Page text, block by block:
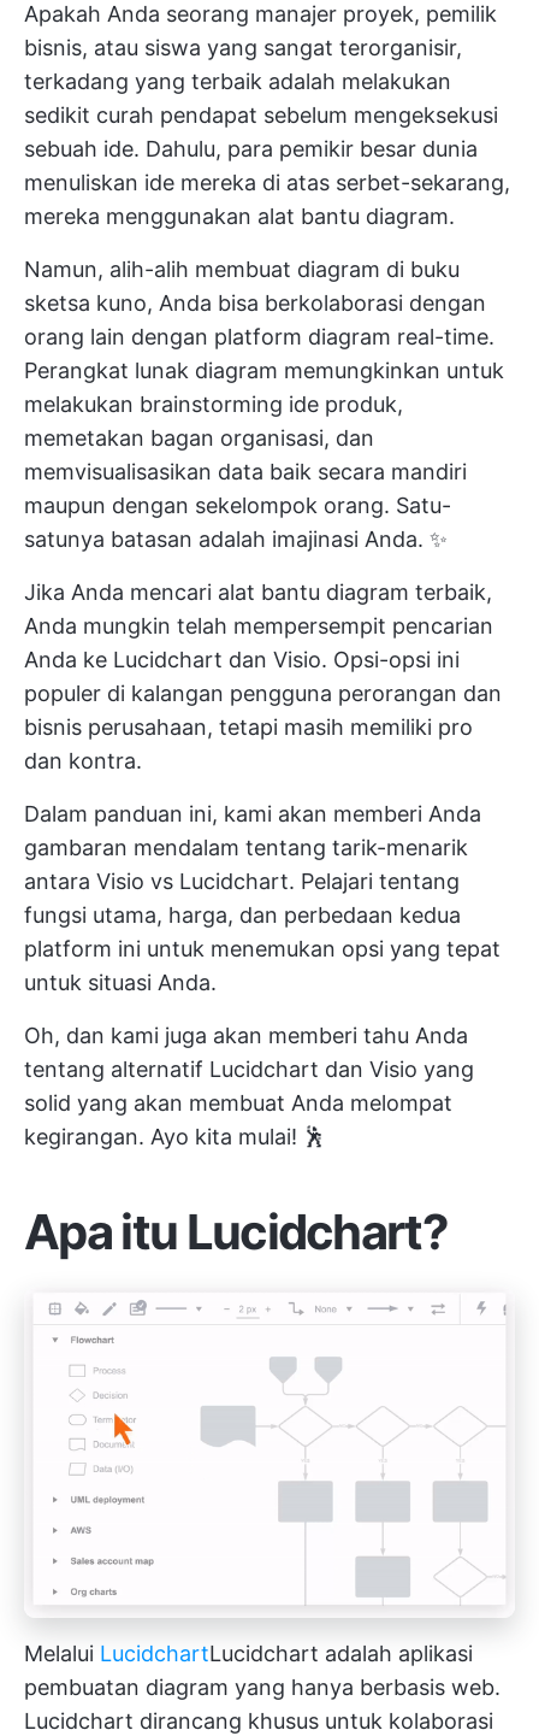
Apakah Anda seorang manajer proyek, pemilik
bisnis, atau siswa yang sangat terorganisir,
terkadang yang terbaik adalah melakukan
sedikit curah pendapat sebelum mengeksekusi
sebuah ide. Dahulu, para pemikir besar dunia
menuliskan ide mereka di atas serbet-sekarang,
mereka menggunakan alat bantu diagram.
Namun, alih-alih membuat diagram di buku
sketsa kuno, Anda bisa berkolaborasi dengan
orang lain dengan platform diagram real-time.
Perangkat lunak diagram memungkinkan untuk
melakukan brainstorming ide produk,
memetakan bagan organisasi, dan
memvisualisasikan data baik secara mandiri
maupun dengan sekelompok orang. Satu-
satunya batasan adalah imajinasi Anda. ✨
Jika Anda mencari alat bantu diagram terbaik,
Anda mungkin telah mempersempit pencarian
Anda ke Lucidchart dan Visio. Opsi-opsi ini
populer di kalangan pengguna perorangan dan
bisnis perusahaan, tetapi masih memiliki pro
dan kontra.
Dalam panduan ini, kami akan memberi Anda
gambaran mendalam tentang tarik-menarik
antara Visio vs Lucidchart. Pelajari tentang
fungsi utama, harga, dan perbedaan kedua
platform ini untuk menemukan opsi yang tepat
untuk situasi Anda.
Oh, dan kami juga akan memberi tahu Anda
tentang alternatif Lucidchart dan Visio yang
solid yang akan membuat Anda melompat
kegirangan. Ayo kita mulai! 🕺
Apa itu Lucidchart?
Melalui LucidchartLucidchart adalah aplikasi
pembuatan diagram yang hanya berbasis web.
Lucidchart dirancang khusus untuk kolaborasi